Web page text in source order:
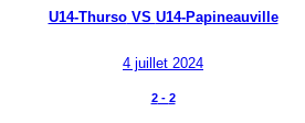
U14-ThursoVS U14-Papineauville
4 juillet 2024
2- 2